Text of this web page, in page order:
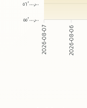
٥٦٬٠٠٠٫٠٠
٥٥٬٠٠٠٫٠٠
2026-08-07 2026-08-06